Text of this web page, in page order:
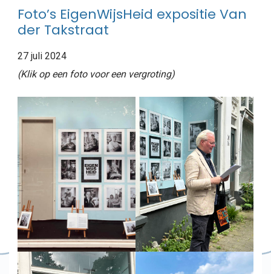
Foto’s EigenWijsHeid expositie Van
der Takstraat
27 juli 2024
(Klik op een foto voor een vergroting)